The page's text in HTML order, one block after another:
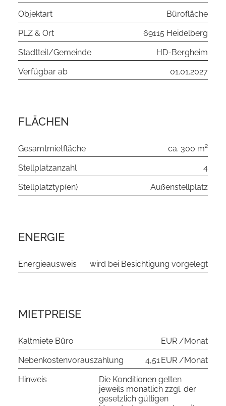
Objektart
Bürofläche
PLZ & Ort
69115 Heidelberg
Stadtteil/Gemeinde
HD-Bergheim
Verfügbar ab
01.01.2027
FLÄCHEN
Gesamtmietfläche
ca. 300 m²
Stellplatzanzahl
4
Stellplatztyp(en)
Außenstellplatz
ENERGIE
Energieausweis wird bei Besichtigung vorgelegt
MIETPREISE
Kaltmiete Büro
EUR /Monat
Nebenkostenvorauszahlung
4,51 EUR /Monat
Hinweis
Die Konditionen gelten
jeweils monatlich zzgl. der
gesetzlich gültigen